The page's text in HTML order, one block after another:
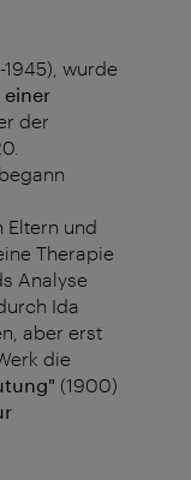
wurde
einer
der
Eltern und
Therapie
Analyse
Ida
aber erst
die
(1900)